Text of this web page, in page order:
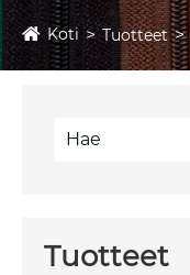
Koti Tuotteet
Tuotteet